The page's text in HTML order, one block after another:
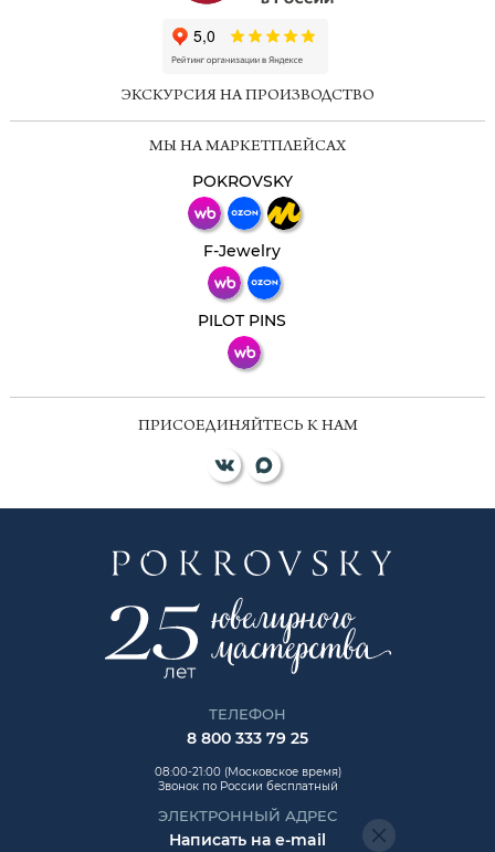
ЭКСКУРСИЯ НА ПРОИЗВОДСТВО
МЫ НА МАРКЕТПЛЕЙСАХ
POKROVSKY
F-Jewelry
PILOT PINS
ПРИСОЕДИНЯЙТЕСЬ К НАМ
ТЕЛЕФОН
8 800 333 79 25
08:00-21:00 (Московское время)
Звонок по России бесплатный
ЭЛЕКТРОННЫЙ АДРЕС
Написать на e-mail